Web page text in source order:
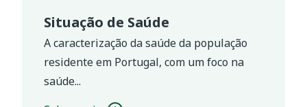
Situação de Saúde
A caracterização da saúde da população
residente em Portugal, com um foco na
saúde...